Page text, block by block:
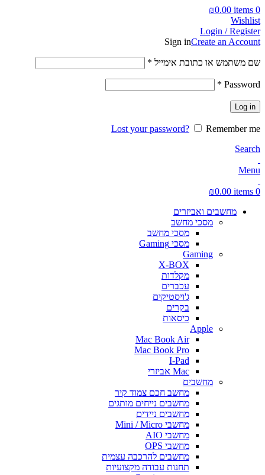
0
items
₪0.00
Wishlist
Login / Register
Sign inCreate an Account
שם משתמש או כתובת אימייל *
Password
*
Log in
Lost your password?
Remember me
Search
Menu
0
items
₪0.00
מחשבים ואביזרים
מסכי מחשב
מסכי מחשב
מסכי Gaming
Gaming
X-BOX
מקלדות
עכברים
ג'ויסטיקים
בקרים
כיסאות
Apple
Mac Book Air
Mac Book Pro
I-Pad
Mac אביזרי
מחשבים
מחשב חכם צמוד קיר
מחשבים נייחים מותגים
מחשבים ניידים
מחשבי Mini / Micro
מחשבי AIO
מחשבי OPS
מחשבים להרכבה עצמית
תחנות עבודה מקצועיות